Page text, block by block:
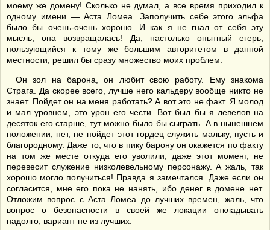
моему же домену! Сколько не думал, а все время приходил к
одному имени — Аста Ломеа. Заполучить себе этого эльфа
было бы очень-очень хорошо. И как я не гнал от себя эту
мысль, она возвращалась! Да, настолько опытный егерь,
пользующийся к тому же большим авторитетом в данной
местности, решил бы сразу множество моих проблем.
Он зол на барона, он любит свою работу. Ему знакома
Страга. Да скорее всего, лучше него кальдеру вообще никто не
знает. Пойдет он на меня работать? А вот это не факт. Я молод
и мал уровнем, это урон его чести. Вот был бы я левелов на
десяток его старше, тут можно было бы сыграть. А в нынешнем
положении, нет, не пойдет этот гордец служить мальку, пусть и
благородному. Даже то, что в пику барону он окажется по факту
на том же месте откуда его уволили, даже этот момент, не
перевесит служение низколевельному персонажу. А жаль, так
хорошо могло получиться! Правда я замечтался. Даже если он
согласится, мне его пока не нанять, ибо денег в домене нет.
Отложим вопрос с Аста Ломеа до лучших времен, жаль, что
вопрос о безопасности в своей же локации откладывать
надолго, вариант не из лучших.